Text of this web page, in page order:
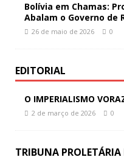
Bolívia em Chamas:
Abalam o Governo de
26 de maio de 2026 0
EDITORIAL
O IMPERIALISMO
2 de março de 2026 0
TRIBUNA